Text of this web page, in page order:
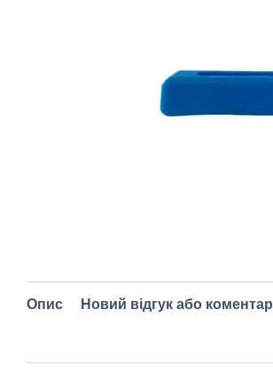
Опис Новий відгук або коментар